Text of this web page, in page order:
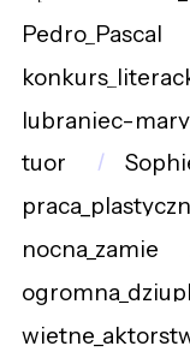
Pedro_Pascal
lubraniec-
tuor
nocna_zamie